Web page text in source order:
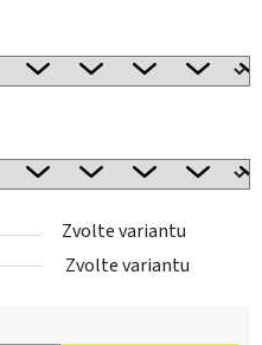
Zvolte variantu
Zvolte variantu